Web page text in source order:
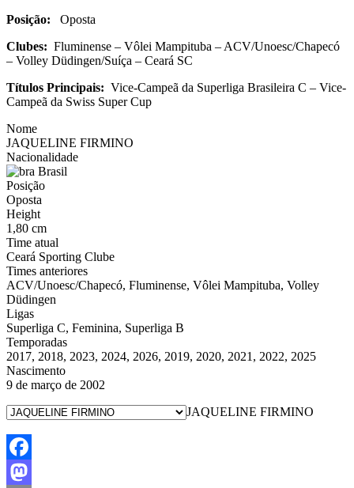
Posição: Oposta
Clubes: Fluminense – Vôlei Mampituba – ACV/Unoesc/Chapecó
– Volley Düdingen/Suíça – Ceará SC
Títulos Principais: Vice-Campeã da Superliga Brasileira C – Vice-
Campeã da Swiss Super Cup
Nome
JAQUELINE FIRMINO
Nacionalidade
Brasil
Posição
Oposta
Height
1,80 cm
Time atual
Ceará Sporting Clube
Times anteriores
ACV/Unoesc/Chapecó, Fluminense, Vôlei Mampituba, Volley
Düdingen
Ligas
Superliga C, Feminina, Superliga B
Temporadas
2017, 2018, 2023, 2024, 2026, 2019, 2020, 2021, 2022, 2025
Nascimento
9 de março de 2002
JAQUELINE FIRMINO
Facebook